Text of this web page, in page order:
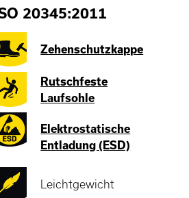
20345:2011
Zehenschutzkappe
Rutschfeste
Laufsohle
Elektrostatische
Entladung (ESD)
Leichtgewicht